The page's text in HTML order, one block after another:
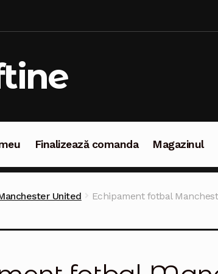
Finalizează comanda Magazinul
United
Echipament fotbal